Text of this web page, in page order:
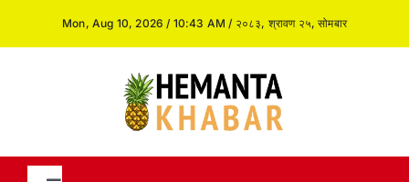
Mon, Aug 10, 2026 / 10:43 AM / २०८३, श्रावण २५, सोमबार